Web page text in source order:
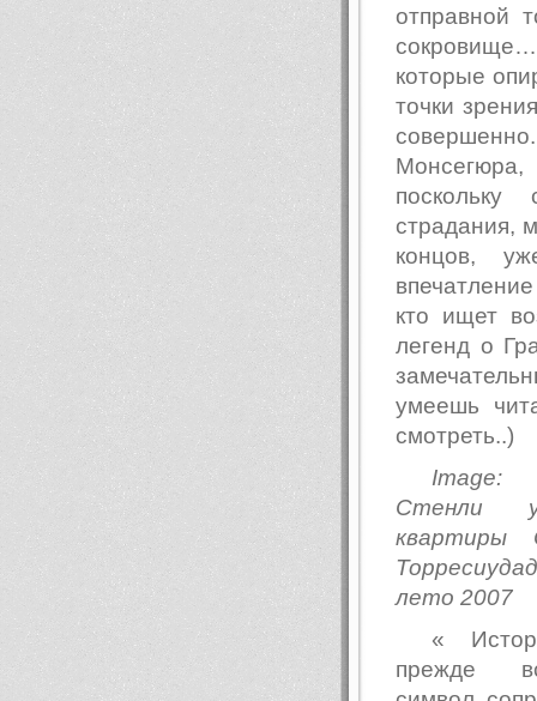
отправной
которые
точки
страдания,
концов,
кто ищет
легенд о
умеешь
смотреть..)
Стенли
квартиры
лето 2007
«
прежде